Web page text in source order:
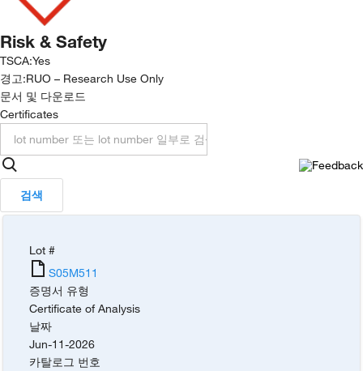
Risk & Safety
TSCA:Yes
경고:RUO – Research Use Only
문서 및 다운로드
Certificates
검색
Lot #
S05M511
증명서 유형
Certificate of Analysis
날짜
Jun-11-2026
카탈로그 번호